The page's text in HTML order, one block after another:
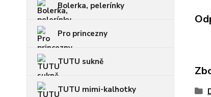
Bolerka, pelerínky
Pro princezny
TUTU sukně
TUTU mimi-kalhotky